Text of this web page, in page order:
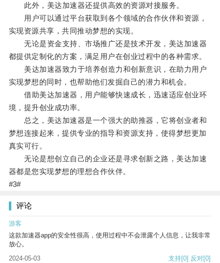
此外，美达加速器还提供高效的资源对接服务。
用户可以通过平台获取到各个领域的合作伙伴和资源，
实现资源共享，共同推动梦想的实现。
无论是资金支持、市场推广还是技术开发，美达加速器
都提供定制化的方案，满足用户在创业过程中的各种需求。
美达加速器致力于培养创造力和创新意识，在助力用户
实现梦想的同时，也帮助他们发掘自己的潜力和机会。
借助美达加速器，用户能够快速成长，迅速适应创业环
境，提升创业成功率。
总之，美达加速器是一个强大的助推器，它将创业者和
梦想连接起来，提供专业的指导和资源支持，使得梦想更加
真实可行。
无论是想创立自己的企业还是寻求创新之路，美达加速
器都是您实现梦想的理想合作伙伴。
#3#
评论
游客
这款加速器app的安全性很高，使用过程中不会泄露个人信息，让我非常
放心。
2024-05-03
支持[0] 反对[0]